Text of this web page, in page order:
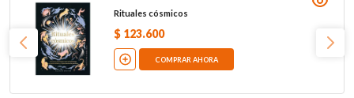
Rituales cósmicos
$ 123.600
COMPRAR AHORA